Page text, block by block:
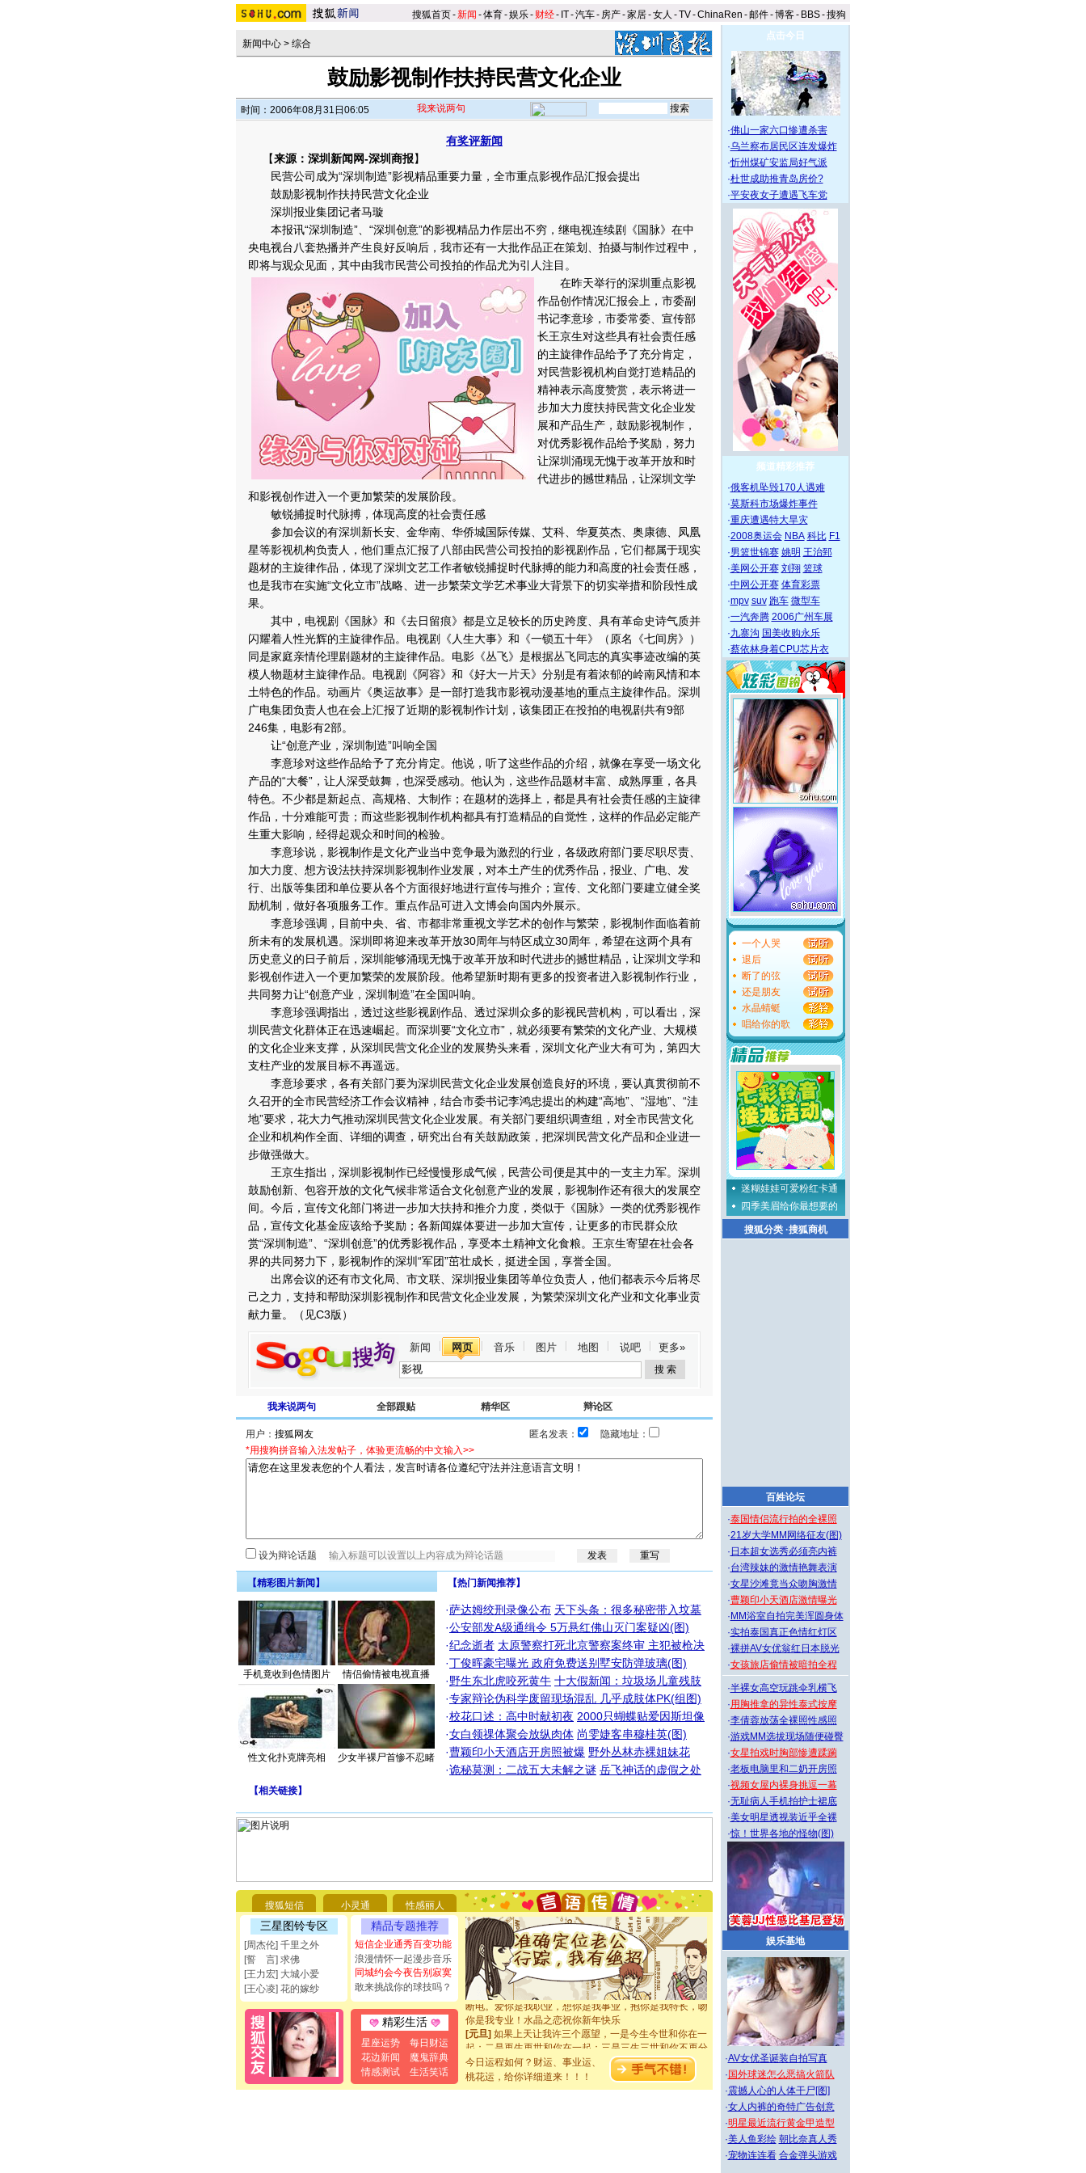
搜狐首页-新闻 -体育-娱乐- 财经- IT-汽车- 房产-家居-女人 -TV-ChinaRen -邮件-博客- BBS-搜狗
新闻中心 > 综合
鼓励影视制作扶持民营文化企业
时间：2006年08月31日06:05 我来说两句
有奖评新闻
【来源：深圳新闻网-深圳商报】
民营公司成为“深圳制造”影视精品重要力量，全市重点影视作品汇报会提出
鼓励影视制作扶持民营文化企业
深圳报业集团记者马璇
本报讯“深圳制造”、“深圳创意”的影视精品力作层出不穷，继电视连续剧《国脉》在中
央电视台八套热播并产生良好反响后，我市还有一大批作品正在策划、拍摄与制作过程中，
即将与观众见面，其中由我市民营公司投拍的作品尤为引人注目。
在昨天举行的深圳重点影视
作品创作情况汇报会上，市委副
书记李意珍，市委常委、宣传部
长王京生对这些具有社会责任感
的主旋律作品给予了充分肯定，
对民营影视机构自觉打造精品的
精神表示高度赞赏，表示将进一
步加大力度扶持民营文化企业发
展和产品生产，鼓励影视制作，
对优秀影视作品给予奖励，努力
让深圳涌现无愧于改革开放和时
代进步的撼世精品，让深圳文学
和影视创作进入一个更加繁荣的发展阶段。
敏锐捕捉时代脉搏，体现高度的社会责任感
参加会议的有深圳新长安、金华南、华侨城国际传媒、艾科、华夏英杰、奥康德、凤凰
星等影视机构负责人，他们重点汇报了八部由民营公司投拍的影视剧作品，它们都属于现实
题材的主旋律作品，体现了深圳文艺工作者敏锐捕捉时代脉搏的能力和高度的社会责任感，
也是我市在实施“文化立市”战略、进一步繁荣文学艺术事业大背景下的切实举措和阶段性成
果。
其中，电视剧《国脉》和《去日留痕》都是立足较长的历史跨度、具有革命史诗气质并
闪耀着人性光辉的主旋律作品。电视剧《人生大事》和《一锁五十年》（原名《七间房》）
同是家庭亲情伦理剧题材的主旋律作品。电影《丛飞》是根据丛飞同志的真实事迹改编的英
模人物题材主旋律作品。电视剧《阿容》和《好大一片天》分别是有着浓郁的岭南风情和本
土特色的作品。动画片《奥运故事》是一部打造我市影视动漫基地的重点主旋律作品。深圳
广电集团负责人也在会上汇报了近期的影视制作计划，该集团正在投拍的电视剧共有9部
246集，电影有2部。
让“创意产业，深圳制造”叫响全国
李意珍对这些作品给予了充分肯定。他说，听了这些作品的介绍，就像在享受一场文化
产品的“大餐”，让人深受鼓舞，也深受感动。他认为，这些作品题材丰富、成熟厚重，各具
特色。不少都是新起点、高规格、大制作；在题材的选择上，都是具有社会责任感的主旋律
作品，十分难能可贵；而这些影视制作机构都具有打造精品的自觉性，这样的作品必定能产
生重大影响，经得起观众和时间的检验。
李意珍说，影视制作是文化产业当中竞争最为激烈的行业，各级政府部门要尽职尽责、
加大力度、想方设法扶持深圳影视制作业发展，对本土产生的优秀作品，报业、广电、发
行、出版等集团和单位要从各个方面很好地进行宣传与推介；宣传、文化部门要建立健全奖
励机制，做好各项服务工作。重点作品可进入文博会向国内外展示。
李意珍强调，目前中央、省、市都非常重视文学艺术的创作与繁荣，影视制作面临着前
所未有的发展机遇。深圳即将迎来改革开放30周年与特区成立30周年，希望在这两个具有
历史意义的日子前后，深圳能够涌现无愧于改革开放和时代进步的撼世精品，让深圳文学和
影视创作进入一个更加繁荣的发展阶段。他希望新时期有更多的投资者进入影视制作行业，
共同努力让“创意产业，深圳制造”在全国叫响。
李意珍强调指出，透过这些影视剧作品、透过深圳众多的影视民营机构，可以看出，深
圳民营文化群体正在迅速崛起。而深圳要“文化立市”，就必须要有繁荣的文化产业、大规模
的文化企业来支撑，从深圳民营文化企业的发展势头来看，深圳文化产业大有可为，第四大
支柱产业的发展目标不再遥远。
李意珍要求，各有关部门要为深圳民营文化企业发展创造良好的环境，要认真贯彻前不
久召开的全市民营经济工作会议精神，结合市委书记李鸿忠提出的构建“高地”、“湿地”、“洼
地”要求，花大力气推动深圳民营文化企业发展。有关部门要组织调查组，对全市民营文化
企业和机构作全面、详细的调查，研究出台有关鼓励政策，把深圳民营文化产品和企业进一
步做强做大。
王京生指出，深圳影视制作已经慢慢形成气候，民营公司便是其中的一支主力军。深圳
鼓励创新、包容开放的文化气候非常适合文化创意产业的发展，影视制作还有很大的发展空
间。今后，宣传文化部门将进一步加大扶持和推介力度，类似于《国脉》一类的优秀影视作
品，宣传文化基金应该给予奖励；各新闻媒体要进一步加大宣传，让更多的市民群众欣
赏“深圳制造”、“深圳创意”的优秀影视作品，享受本土精神文化食粮。王京生寄望在社会各
界的共同努力下，影视制作的深圳“军团”茁壮成长，挺进全国，享誉全国。
出席会议的还有市文化局、市文联、深圳报业集团等单位负责人，他们都表示今后将尽
己之力，支持和帮助深圳影视制作和民营文化企业发展，为繁荣深圳文化产业和文化事业贡
献力量。（见C3版）
新闻 网页 音乐 图片 地图 说吧 更多»
我来说两句 全部跟贴 精华区 辩论区
用户： 匿名发表：
隐藏地址：
*用搜狗拼音输入法发帖子，体验更流畅的中文输入>>
设为辩论话题
【精彩图片新闻】
手机竟收到色情图片 情侣偷情被电视直播
性文化扑克牌亮相 少女半裸尸首惨不忍睹
【热门新闻推荐】
·萨达姆绞刑录像公布 天下头条：很多秘密带入坟墓
·公安部发A级通缉令 5万悬红佛山灭门案疑凶(图)
·纪念逝者 太原警察打死北京警察案终审 主犯被枪决
·丁俊晖豪宅曝光 政府免费送别墅安防弹玻璃(图)
·野生东北虎咬死黄牛 十大假新闻：垃圾场儿童残肢
·专家辩论伪科学废留现场混乱 几乎成肢体PK(组图)
·校花口述：高中时献初夜 2000只蝴蝶贴爱因斯坦像
·女白领祼体聚会放纵肉体 尚雯婕客串穆桂英(图)
·曹颖印小天酒店开房照被爆 野外丛林赤裸姐妹花
·诡秘莫测：二战五大未解之谜 岳飞神话的虚假之处
【相关链接】
搜狐短信 小灵通 性感丽人
三星图铃专区
[周杰伦] 千里之外
[誓 言] 求佛
[王力宏] 大城小爱
[王心凌] 花的嫁纱
精品专题推荐
短信企业通秀百变功能
浪漫情怀一起漫步音乐
同城约会今夜告别寂寞
敢来挑战你的球技吗？
精彩生活
星座运势
每日财运
花边新闻
魔鬼辞典
情感测试
生活笑话
你太多，只有给你五千万：千万快乐！千万要健康！千万
要平安！千万要知足！千万不要忘记我！
[圣诞节]不只这样的日子才会想起你,而是这样的日子才
能正大光明地骚扰你,告诉你,圣诞要快乐!新年要快乐!天天
都要快乐噢!
[圣诞节]奉上一颗祝福的心,在这个特别的日子里,愿幸福,
如意,快乐,鲜花,一切美好的祝愿与你同在.圣诞快乐!
[元旦]看到你我会触电；看不到你我要充电；没有你我会
断电。爱你是我职业，想你是我事业，抱你是我特长，吻
你是我专业！水晶之恋祝你新年快乐
[元旦]如果上天让我许三个愿望，一是今生今世和你在一
起；二是再生再世和你在一起；三是三生三世和你不再分
[元旦]当我狠下心扭头离去那一刻，你在我身后无助地哭
泣，这痛楚让我明白我多么爱你。我转身抱住你：这猪不
今日运程如何？财运、事业运、
桃花运，给你详细道来！！！
点击今日
·佛山一家六口惨遭杀害
·乌兰察布居民区连发爆炸
·忻州煤矿安监局好气派
·杜世成助推青岛房价?
·平安夜女子遭遇飞车党
频道精彩推荐
·俄客机坠毁170人遇难
·莫斯科市场爆炸事件
·重庆遭遇特大旱灾
·2008奥运会 NBA 科比 F1
·男篮世锦赛 姚明 王治郅
·美网公开赛 刘翔 篮球
·中网公开赛 体育彩票
·mpv suv 跑车 微型车
·一汽奔腾 2006广州车展
·九寨沟 国美收购永乐
·蔡依林身着CPU芯片衣
一个人哭
退后
断了的弦
还是朋友
水晶蜻蜓
唱给你的歌
迷糊娃娃可爱粉红卡通
四季美眉给你最想要的
搜狐分类·搜狐商机
百姓论坛
·泰国情侣流行拍的全裸照
·21岁大学MM网络征友(图)
· 日本超女选秀必须亮内裤
·台湾辣妹的激情艳舞表演
·女星沙滩竟当众吻胸激情
·曹颖印小天酒店激情曝光
· MM浴室自拍完美浑圆身体
·实拍泰国真正色情红灯区
·裸拼AV女优翁红日本脱光
·女孩旅店偷情被暗拍全程
·半裸女高空玩跳伞乳横飞
·用胸推拿的异性泰式按摩
·李倩蓉放荡全裸照性感照
·游戏MM选拔现场随便碰臀
·女星拍戏时胸部惨遭蹂躏
·老板电脑里和二奶开房照
·视频女屋内裸身挑逗一幕
·无耻病人手机拍护士裙底
·美女明星透视装近乎全裸
·惊！世界各地的怪物(图)
娱乐基地
·AV女优圣诞装自拍写真
· 国外球迷怎么恶搞火箭队
·震撼人心的人体干尸[图]
·女人内裤的奇特广告创意
·明星最近流行黄金甲造型
·美人鱼彩绘 朝比奈真人秀
·宠物连连看 合金弹头游戏